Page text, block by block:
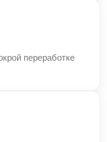
переработке